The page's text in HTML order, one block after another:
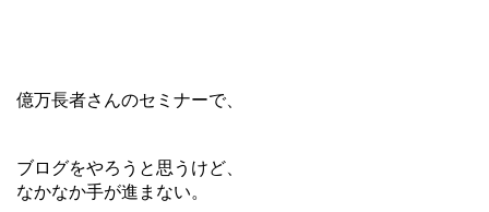
億万長者さんのセミナーで、
ブログをやろうと思うけど、
なかなか手が進まない。